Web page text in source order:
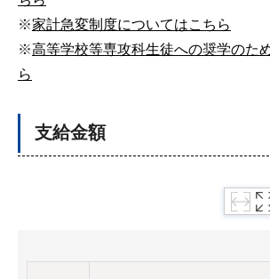
※家計急変制度についてはこちら
※高等学校等専攻科生徒への奨学のた
ら
支給金額